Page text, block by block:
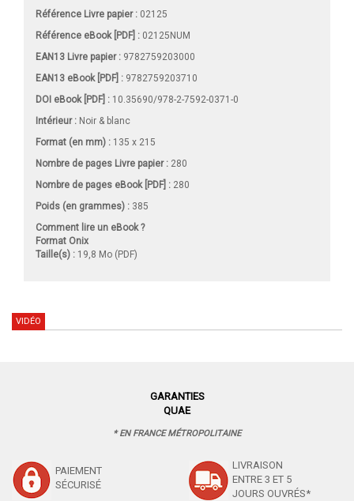
Référence Livre papier : 02125
Référence eBook [PDF] : 02125NUM
EAN13 Livre papier : 9782759203000
EAN13 eBook [PDF] : 9782759203710
DOI eBook [PDF] : 10.35690/978-2-7592-0371-0
Intérieur : Noir & blanc
Format (en mm) : 135 x 215
Nombre de pages Livre papier: 280
Nombre de pages eBook [PDF] : 280
Poids (en grammes) : 385
Comment lire un eBook ?
Format Onix
Taille(s) : 19,8 Mo (PDF)
VIDÉO
GARANTIES
QUAE
* EN FRANCE MÉTROPOLITAINE
PAIEMENT
SÉCURISÉ
LIVRAISON
ENTRE 3 ET 5
JOURS OUVRÉS*